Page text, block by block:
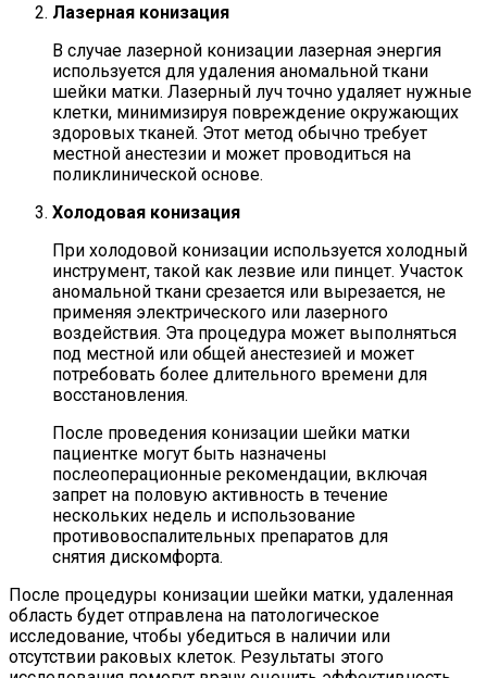
Лазерная конизация
В случае лазерной конизации лазерная энергия
используется для удаления аномальной ткани
шейки матки. Лазерный луч точно удаляет нужные
клетки, минимизируя повреждение окружающих
здоровых тканей. Этот метод обычно требует
местной анестезии и может проводиться на
поликлинической основе.
Холодовая конизация
При холодовой конизации используется холодный
инструмент, такой как лезвие или пинцет. Участок
аномальной ткани срезается или вырезается, не
применяя электрического или лазерного
воздействия. Эта процедура может выполняться
под местной или общей анестезией и может
потребовать более длительного времени для
восстановления.
После проведения конизации шейки матки
пациентке могут быть назначены
послеоперационные рекомендации, включая
запрет на половую активность в течение
нескольких недель и использование
противовоспалительных препаратов для
снятия дискомфорта.
После процедуры конизации шейки матки, удаленная
область будет отправлена на патологическое
исследование, чтобы убедиться в наличии или
отсутствии раковых клеток. Результаты этого